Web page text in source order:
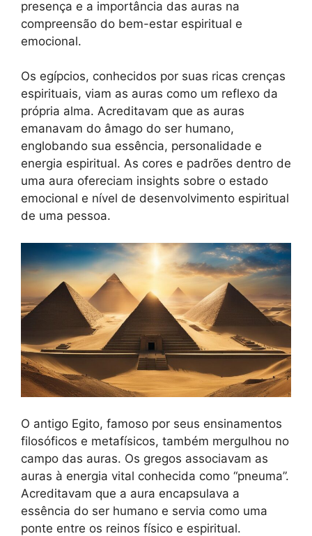
presença e a importância das auras na
compreensão do bem-estar espiritual e
emocional.
Os egípcios, conhecidos por suas ricas crenças
espirituais, viam as auras como um reflexo da
própria alma. Acreditavam que as auras
emanavam do âmago do ser humano,
englobando sua essência, personalidade e
energia espiritual. As cores e padrões dentro de
uma aura ofereciam insights sobre o estado
emocional e nível de desenvolvimento espiritual
de uma pessoa.
O antigo Egito, famoso por seus ensinamentos
filosóficos e metafísicos, também mergulhou no
campo das auras. Os gregos associavam as
auras à energia vital conhecida como “pneuma”.
Acreditavam que a aura encapsulava a
essência do ser humano e servia como uma
ponte entre os reinos físico e espiritual.